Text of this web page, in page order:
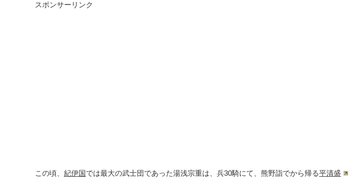
スポンサーリンク
この頃、 紀伊国では最大の武士団であった湯浅宗重は、兵30騎にて、熊野詣でから帰る平清盛